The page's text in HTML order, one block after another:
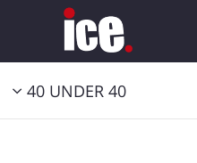
40 UNDER 40